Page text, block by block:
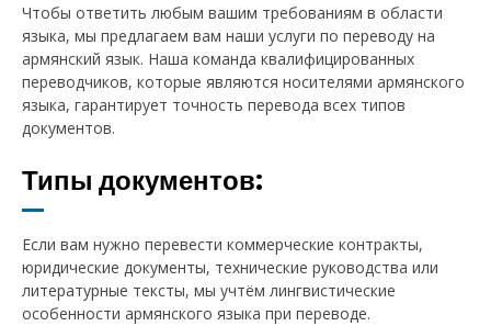
Чтобы ответить любым вашим требованиям в области
языка, мы предлагаем вам наши услуги по переводу на
армянский язык. Наша команда квалифицированных
переводчиков, которые являются носителями армянского
языка, гарантирует точность перевода всех типов
документов.
Типы документов:
Если вам нужно перевести коммерческие контракты,
юридические документы, технические руководства или
литературные тексты, мы учтём лингвистические
особенности армянского языка при переводе.